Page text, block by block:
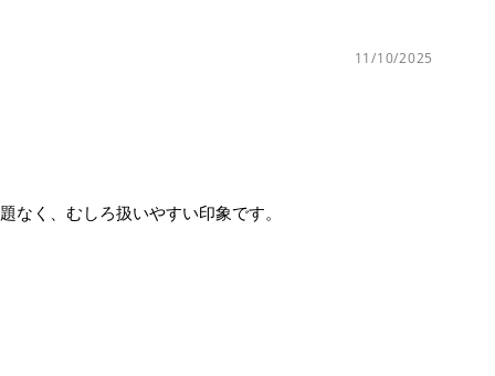
11/10/2025
く、むしろ扱いやすい印象です。